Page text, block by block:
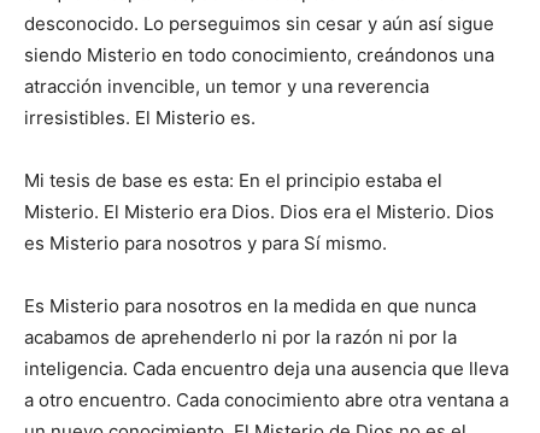
desconocido. Lo perseguimos sin cesar y aún así sigue
siendo Misterio en todo conocimiento, creándonos una
atracción invencible, un temor y una reverencia
irresistibles. El Misterio es.
Mi tesis de base es esta: En el principio estaba el
Misterio. El Misterio era Dios. Dios era el Misterio. Dios
es Misterio para nosotros y para Sí mismo.
Es Misterio para nosotros en la medida en que nunca
acabamos de aprehenderlo ni por la razón ni por la
inteligencia. Cada encuentro deja una ausencia que lleva
a otro encuentro. Cada conocimiento abre otra ventana a